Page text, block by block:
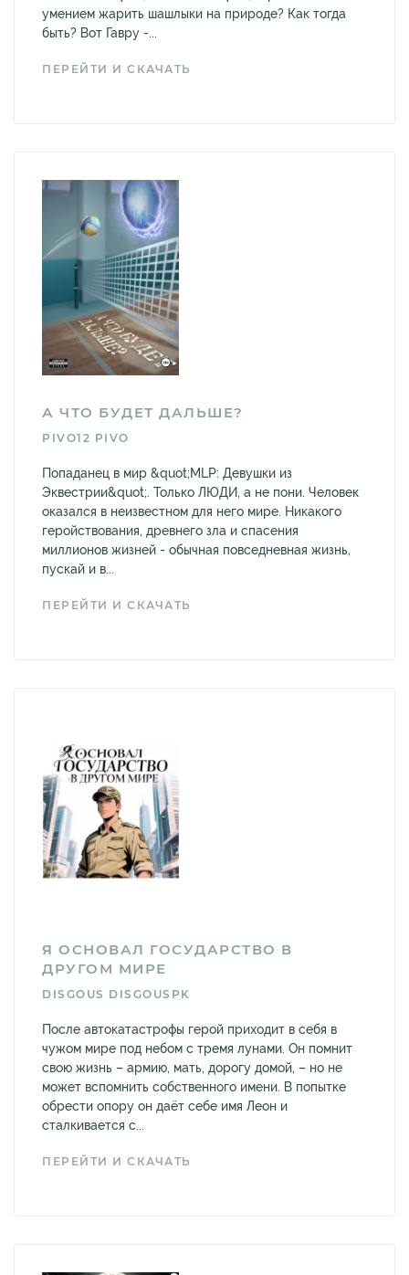
умением жарить шашлыки на природе? Как тогда
быть? Вот Гавру -...
ПЕРЕЙТИ И СКАЧАТЬ
А ЧТО БУДЕТ ДАЛЬШЕ?
PIVO12 PIVO
Попаданец в мир &quot;MLP: Девушки из
Эквестрии&quot;. Только ЛЮДИ, а не пони. Человек
оказался в неизвестном для него мире. Никакого
геройствования, древнего зла и спасения
миллионов жизней - обычная повседневная жизнь,
пускай и в...
ПЕРЕЙТИ И СКАЧАТЬ
Я ОСНОВАЛ ГОСУДАРСТВО В
ДРУГОМ МИРЕ
DISGOUS DISGOUSPK
После автокатастрофы герой приходит в себя в
чужом мире под небом с тремя лунами. Он помнит
свою жизнь – армию, мать, дорогу домой, – но не
может вспомнить собственного имени. В попытке
обрести опору он даёт себе имя Леон и
сталкивается с...
ПЕРЕЙТИ И СКАЧАТЬ